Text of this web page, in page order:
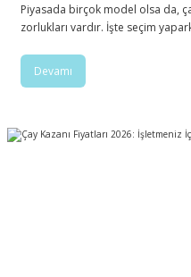
Piyasada birçok model olsa da,
zorlukları vardır. İşte seçim
Devamı